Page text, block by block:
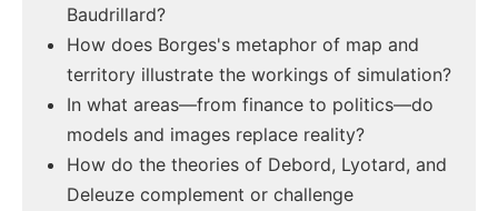
Baudrillard?
How does Borges's metaphor of map and
territory illustrate the workings of simulation?
In what areas—from finance to politics—do
models and images replace reality?
How do the theories of Debord, Lyotard, and
Deleuze complement or challenge